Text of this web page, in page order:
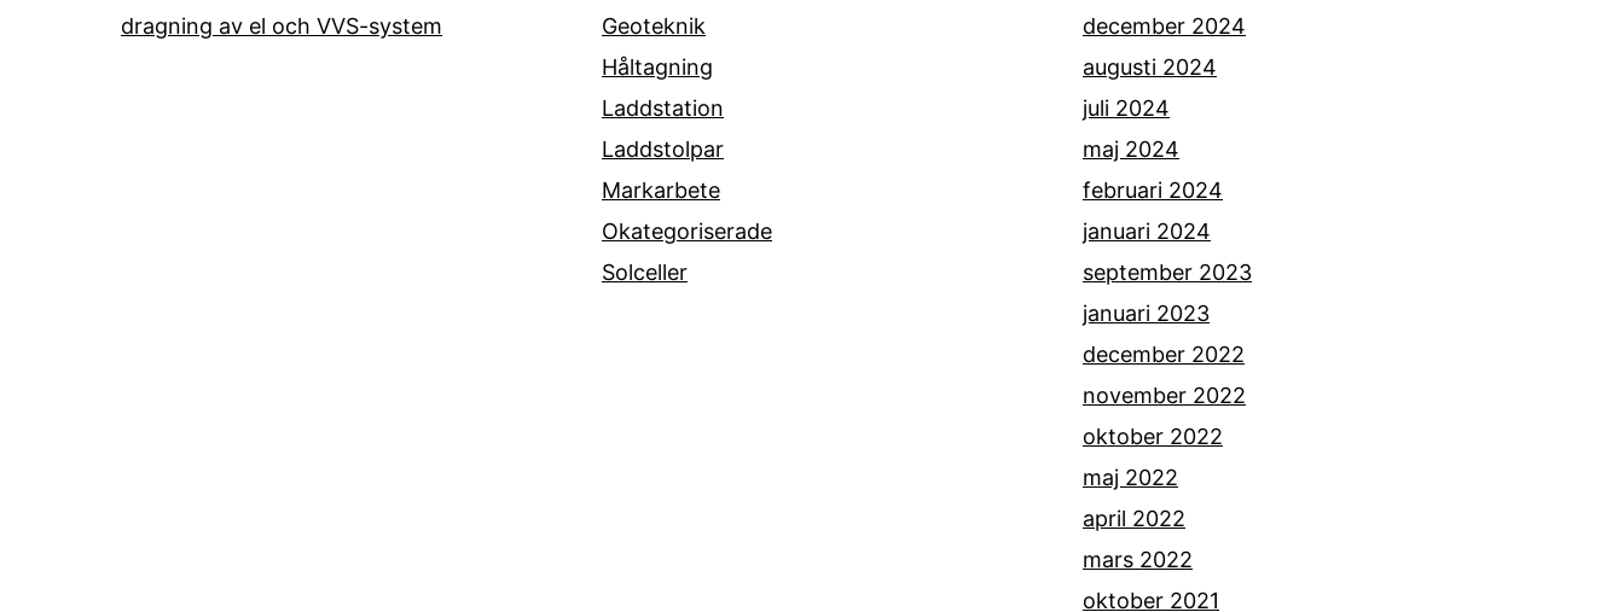
dragning av el och VVS-system
Geoteknik
Håltagning
Laddstation
Laddstolpar
Markarbete
Okategoriserade
Solceller
december 2024
augusti 2024
juli 2024
maj 2024
februari 2024
januari 2024
september 2023
januari 2023
december 2022
november 2022
oktober 2022
maj 2022
april 2022
mars 2022
oktober 2021